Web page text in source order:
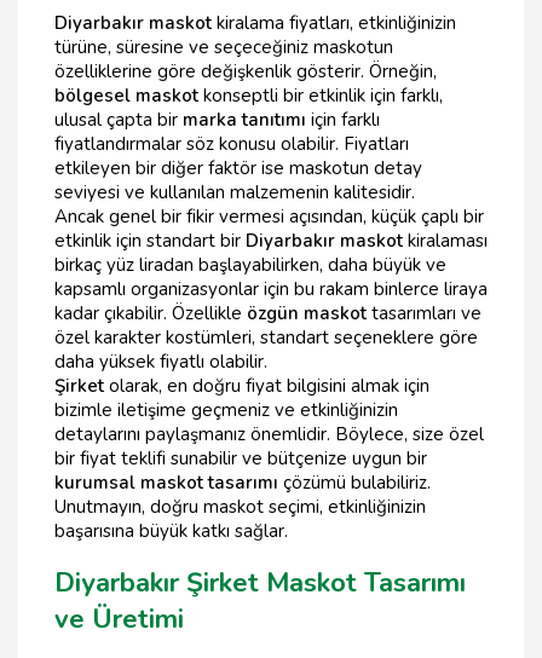
Diyarbakır maskot kiralama fiyatları, etkinliğinizin
türüne, süresine ve seçeceğiniz maskotun
özelliklerine göre değişkenlik gösterir. Örneğin,
bölgesel maskot konseptli bir etkinlik için farklı,
ulusal çapta bir marka tanıtımı için farklı
fiyatlandırmalar söz konusu olabilir. Fiyatları
etkileyen bir diğer faktör ise maskotun detay
seviyesi ve kullanılan malzemenin kalitesidir.
Ancak genel bir fikir vermesi açısından, küçük çaplı bir
etkinlik için standart bir Diyarbakır maskot kiralaması
birkaç yüz liradan başlayabilirken, daha büyük ve
kapsamlı organizasyonlar için bu rakam binlerce liraya
kadar çıkabilir. Özellikle özgün maskot tasarımları ve
özel karakter kostümleri, standart seçeneklere göre
daha yüksek fiyatlı olabilir.
Şirket olarak, en doğru fiyat bilgisini almak için
bizimle iletişime geçmeniz ve etkinliğinizin
detaylarını paylaşmanız önemlidir. Böylece, size özel
bir fiyat teklifi sunabilir ve bütçenize uygun bir
kurumsal maskot tasarımı çözümü bulabiliriz.
Unutmayın, doğru maskot seçimi, etkinliğinizin
başarısına büyük katkı sağlar.
Diyarbakır Şirket Maskot Tasarımı
ve Üretimi